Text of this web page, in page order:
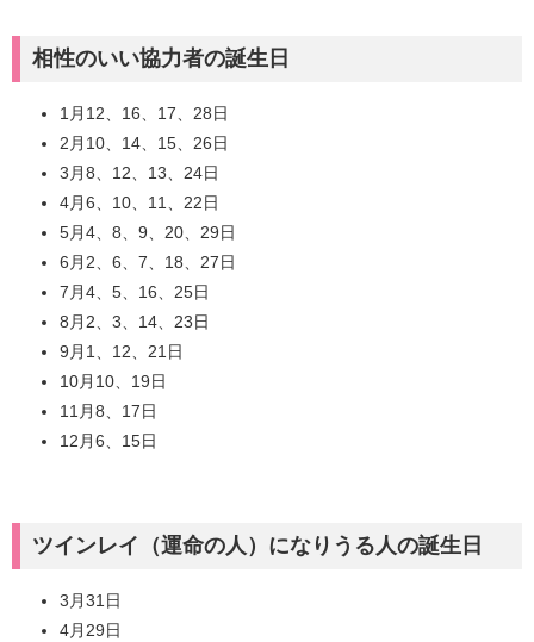
相性のいい協力者の誕生日
1月12、16、17、28日
2月10、14、15、26日
3月8、12、13、24日
4月6、10、11、22日
5月4、8、9、20、29日
6月2、6、7、18、27日
7月4、5、16、25日
8月2、3、14、23日
9月1、12、21日
10月10、19日
11月8、17日
12月6、15日
ツインレイ（運命の人）になりうる人の誕生日
3月31日
4月29日